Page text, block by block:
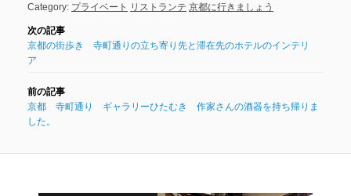
Category: プライベート リストランテ 京都に行きましょう
京都の街歩き 寺町通りの立ち寄り先と滞在先のホテルのインテリ
ア
京都 寺町通り ギャラリーひたむき 作家さんの酒器を持ち帰りま
した。